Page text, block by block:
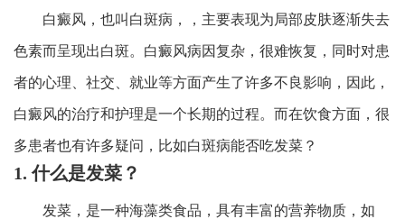
白癜风，也叫白斑病，，主要表现为局部皮肤逐渐失去
色素而呈现出白斑。白癜风病因复杂，很难恢复，同时对患
者的心理、社交、就业等方面产生了许多不良影响，因此，
白癜风的治疗和护理是一个长期的过程。而在饮食方面，很
多患者也有许多疑问，比如白斑病能否吃发菜？
1. 什么是发菜？
发菜，是一种海藻类食品，具有丰富的营养物质，如